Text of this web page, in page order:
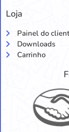
Loja
Painel do
Downloads
Carrinho